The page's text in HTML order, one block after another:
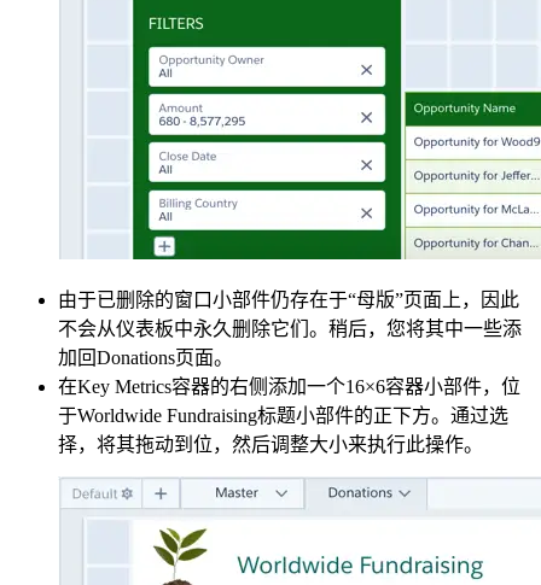
由于已删除的窗口小部件仍存在于“母版”页面上，因此
不会从仪表板中永久删除它们。稍后，您将其中一些添
加回Donations页面。
在Key Metrics容器的右侧添加一个16×6容器小部件，位
于Worldwide Fundraising标题小部件的正下方。通过选
择，将其拖动到位，然后调整大小来执行此操作。